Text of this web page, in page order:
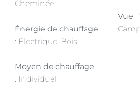
Cheminée
Énergie de chauffage
Electrique, Bois
Moyen de chauffage
Individuel
Vue